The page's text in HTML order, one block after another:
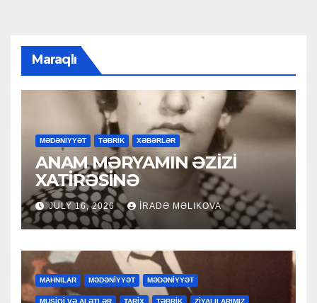
Maraqlı
MƏDƏNİYYƏT TƏBRİK XƏBƏRLƏR
ANAM MƏRYAMIN ƏZİZİ
XATİRƏSİNƏ
JULY 16, 2026 İRADƏ MƏLIKOVA
MAHNILAR MƏDƏNİYYƏT MƏDƏNİYYƏT
MUSİQİ VƏ ALƏTLƏR TARİX TƏBRİK ZİYALILARIMIZ